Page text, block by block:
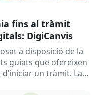
fins al tràmit
DigiCanvis
a disposició de la
guiats que ofereixen
un tràmit. La